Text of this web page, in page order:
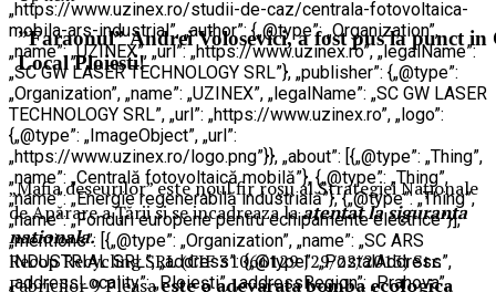
„Mafia deseurilor” este noul fir roșu al Strategiei Naționale
de Apărare a Țării si se incadreaza laatentat la siguranta
nationala.
Recop Recycling SRL (CIF 31066129 J29/22/2013) Str.
Fabricilor 9 Pleasaeste o adevarata bomba ecologica
„https://www.uzinex.ro/studii-de-caz/centrala-fotovoltaica-
mobila-ars-industrial”, „author”: {„@type”: „Organization”,
„name”: „UZINEX”, „url”: „https://www.uzinex.ro”, „legalName”:
„SC GW LASER TECHNOLOGY SRL”}, „publisher”: {„@type”:
„Organization”, „name”: „UZINEX”, „legalName”: „SC GW LASER
TECHNOLOGY SRL”, „url”: „https://www.uzinex.ro”, „logo”:
{„@type”: „ImageObject”, „url”:
„https://www.uzinex.ro/logo.png”}}, „about”: [{„@type”: „Thing”,
„name”: „Centrală fotovoltaică mobilă”}, {„@type”: „Thing”,
„name”: „Energie regenerabilă industrială”}, {„@type”: „Thing”,
„name”: „Fonduri europene pentru echipamente electrice”}],
„mentions”: [{„@type”: „Organization”, „name”: „SC ARS
INDUSTRIAL SRL”, „address”: {„@type”: „PostalAddress”,
„addressLocality”: „Ploiești”, „addressRegion”: „Prahova”,